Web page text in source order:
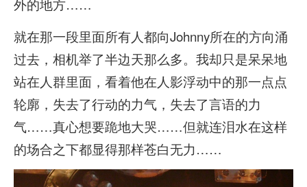
外的地方……
就在那一段里面所有人都向Johnny所在的方向涌
过去，相机举了半边天那么多。我却只是呆呆地
站在人群里面，看着他在人影浮动中的那一点点
轮廓，失去了行动的力气，失去了言语的力
气……真心想要跪地大哭……但就连泪水在这样
的场合之下都显得那样苍白无力……